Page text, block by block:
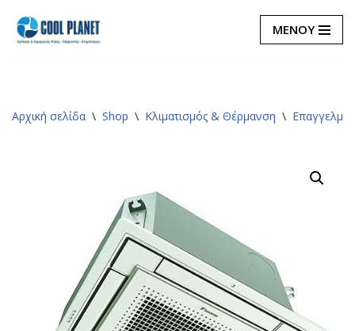
Μεταπηδήστε
ΜΕΝΟΥ
Αρχική σελίδα \ Shop \ Κλιματισμός & Θέρμανση \